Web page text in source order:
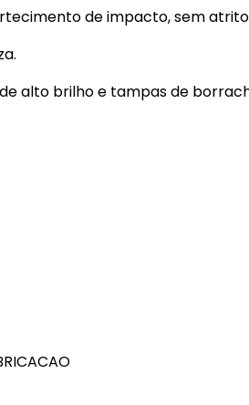
de impacto, sem
alto brilho e tampas de